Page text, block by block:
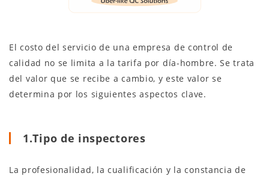
El costo del servicio de una empresa de control de
calidad no se limita a la tarifa por día-hombre. Se trata
del valor que se recibe a cambio, y este valor se
determina por los siguientes aspectos clave.
1.Tipo de inspectores
La profesionalidad, la cualificación y la constancia de